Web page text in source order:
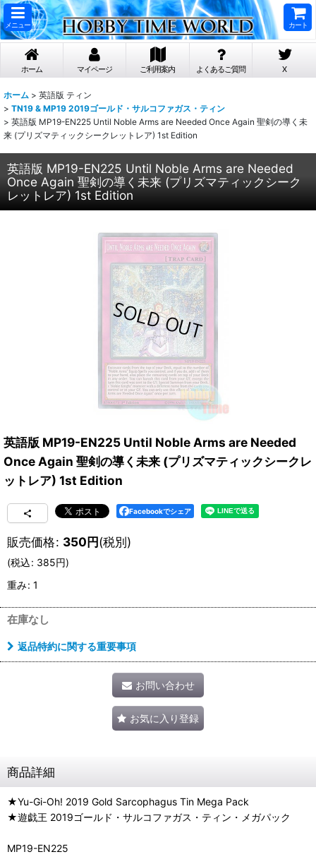
メニュー カート
ホーム マイページ ご利用案内 よくあるご質問 X
ホーム > 英語版 ティン
> TN19 & MP19 2019ゴールド・サルコファガス・ティン
> 英語版 MP19-EN225 Until Noble Arms are Needed Once Again 聖剣の導く未
来 (プリズマティックシークレットレア) 1st Edition
英語版 MP19-EN225 Until Noble Arms are Needed
Once Again 聖剣の導く未来 (プリズマティックシーク
レットレア) 1st Edition
英語版 MP19-EN225 Until Noble Arms are Needed
Once Again 聖剣の導く未来 (プリズマティックシークレ
ットレア) 1st Edition
Facebookでシェア
販売価格: 350円(税別)
(税込: 385円)
重み: 1
在庫なし
返品特約に関する重要事項
お問い合わせ
お気に入り登録
商品詳細
★Yu-Gi-Oh! 2019 Gold Sarcophagus Tin Mega Pack
★遊戯王 2019ゴールド・サルコファガス・ティン・メガパック
MP19-EN225